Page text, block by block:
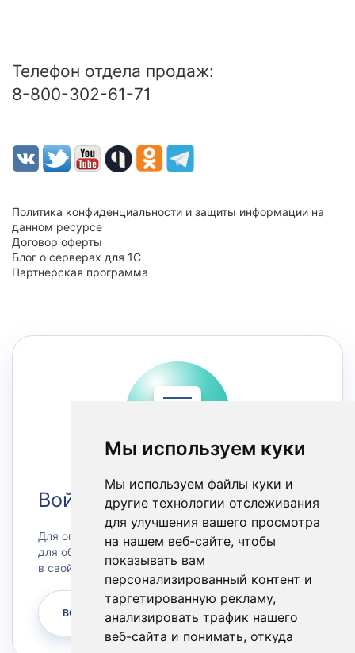
Мы используем куки
Мы используем файлы куки и
другие технологии отслеживания
для улучшения вашего просмотра
на нашем веб-сайте, чтобы
показывать вам
персонализированный контент и
таргетированную рекламу,
анализировать трафик нашего
веб-сайта и понимать, откуда
Телефон отдела продаж:
8-800-302-61-71
Политика конфиденциальности и защиты информации на
данном ресурсе
Договор оферты
Блог о серверах для 1С
Партнерская программа
Войти в Личный кабинет
Для оплаты счетов или заказа сервера, а также
для обращения в техническую поддержку зайдите
в свой личный кабинет.
ВОЙТИ